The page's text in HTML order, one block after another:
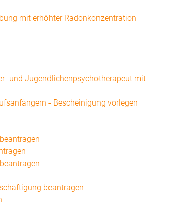
mit erhöhter Radonkonzentration
und Jugendlichenpsychotherapeut mit
- Bescheinigung vorlegen
beantragen